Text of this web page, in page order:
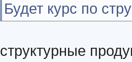
Будет курс по
структурные